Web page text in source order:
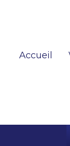
Accueil